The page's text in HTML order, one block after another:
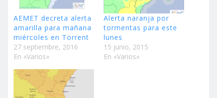
AEMET decreta alerta
amarilla para mañana
miércoles en Torrent
27 septiembre, 2016
En «Varios»
Alerta naranja por
tormentas para este
lunes
15 junio, 2015
En «Varios»